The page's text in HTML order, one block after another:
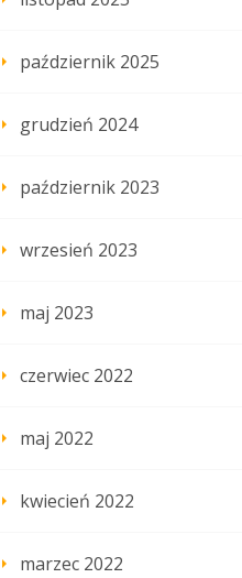
październik 2025
grudzień 2024
październik 2023
wrzesień 2023
maj 2023
czerwiec 2022
maj 2022
kwiecień 2022
marzec 2022